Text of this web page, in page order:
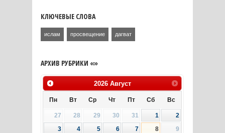
КЛЮЧЕВЫЕ СЛОВА
ислам просвещение дагват
АРХИВ РУБРИКИ «»
2026 Август
Пн Вт Ср Чт Пт Сб Вс
27 28 29 30 31 1
2
3
4 5 6 7 8
9